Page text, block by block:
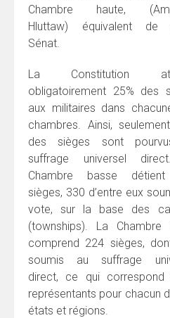
Chambre haute,
Hluttaw) équivalent de
Sénat.
La Constitution
obligatoirement 25% des
aux militaires dans
chambres. Ainsi,
des sièges sont
suffrage universel
Chambre basse
sièges, 330 d’entre eux
vote, sur la base des
(townships). La Chambre
comprend 224 sièges,
soumis au suffrage
direct, ce qui
représentants pour chacun
états et régions.